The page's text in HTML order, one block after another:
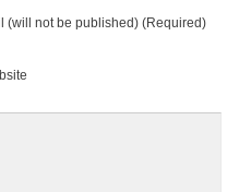
(will not be published) (Required)